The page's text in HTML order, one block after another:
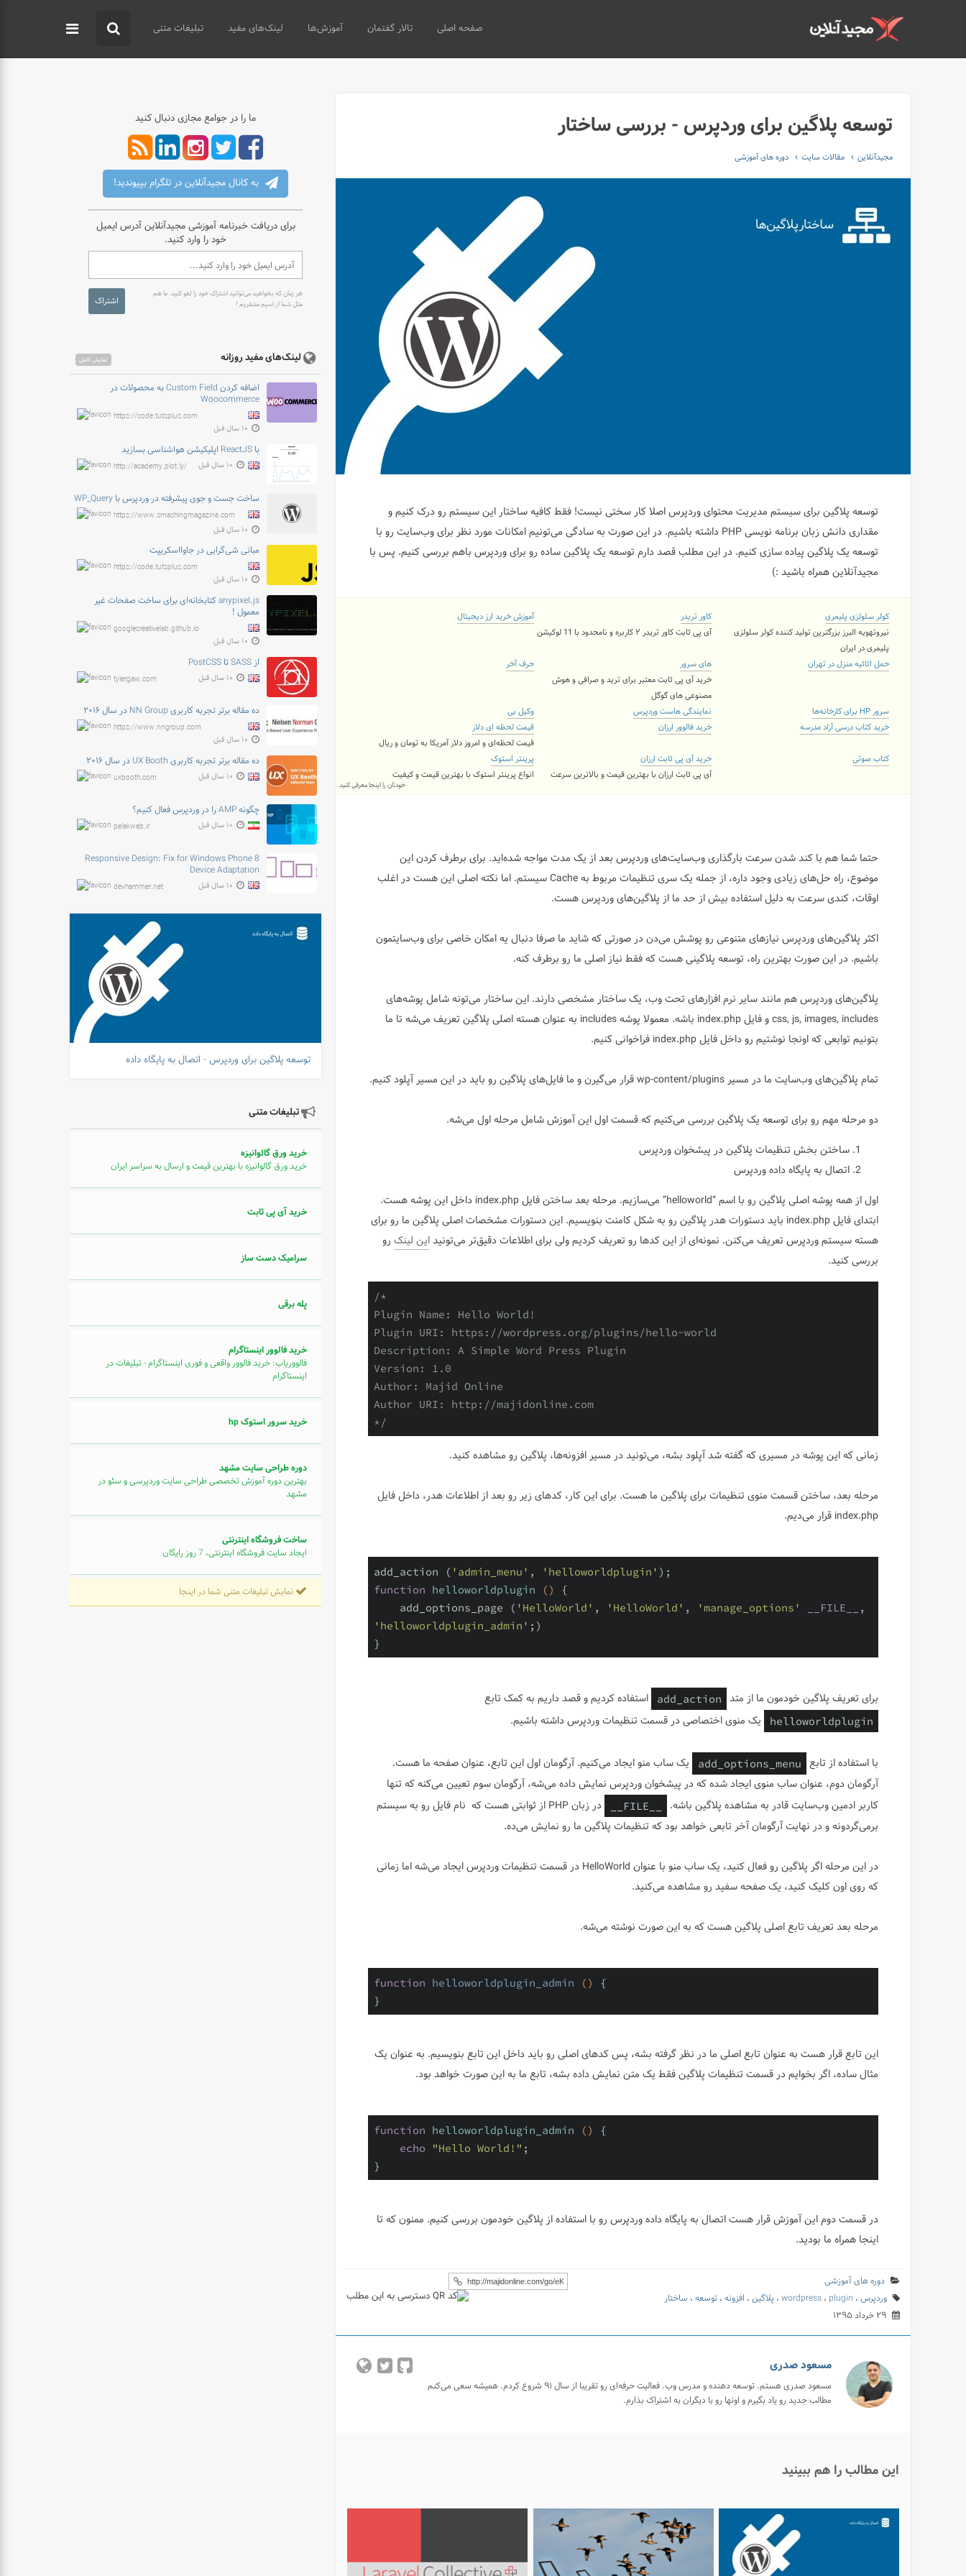
صفحه اصلی تالار گفتمان آموزش‌ها لینک‌های مفید تبلیغات متنی
توسعه پلاگین برای وردپرس - بررسی ساختار
مجیدآنلاین مقالات سایت دوره های آموزشی
توسعه پلاگین برای سیستم مدیریت محتوای وردپرس اصلا کار سختی نیست! فقط کافیه ساختار این سیستم رو درک کنیم و
مقداری دانش زبان برنامه نویسی PHP داشته باشیم. در این صورت به سادگی می‌تونیم امکانات مورد نظر برای وب‌سایت رو با
توسعه یک پلاگین پیاده سازی کنیم. در این مطلب قصد دارم توسعه یک پلاگین ساده رو برای وردپرس باهم بررسی کنیم. پس با
مجیدآنلاین همراه باشید :)
کولر سلولزی پلیمری
نیروتهویه البرز بزرگترین تولید کننده کولر سلولزی
پلیمری در ایران
کاور تریدر
آی پی ثابت کاور تریدر ۲ کاربره و نامحدود با 11 لوکیشن
آموزش خرید ارز دیجیتال
حمل اثاثیه منزل در تهران
های سرور
خرید آی پی ثابت معتبر برای ترید و صرافی و هوش
مصنوعی های گوگل
حرف آخر
سرور HP برای کارخانه‌ها نمایندگی هاست وردپرس
وکیل بی
خرید کتاب درسی آزاد مدرسه
خرید فالوور ارزان
قیمت لحظه ای دلار
قیمت لحظه‌ای و امروز دلار آمریکا به تومان و ریال
کتاب صوتی
خرید آی پی ثابت ارزان
آی پی ثابت ارزان با بهترین قیمت و بالاترین سرعت
پرینتر استوک
انواع پرینتر استوک با بهترین قیمت و کیفیت
خودتان را اینجا معرفی کنید
حتما شما هم با کند شدن سرعت بارگذاری وب‌سایت‌های وردپرس بعد از یک مدت مواجه شده‌اید. برای برطرف کردن این
موضوع، راه حل‌های زیادی وجود داره، از جمله یک سری تنظیمات مربوط به Cache سیستم. اما نکته اصلی این هست در اغلب
اوقات، کندی سرعت به دلیل استفاده بیش از حد ما از پلاگین‌های وردپرس هست.
اکثر پلاگین‌های وردپرس نیازهای متنوعی رو پوشش می‌دن در صورتی که شاید ما صرفا دنبال یه امکان خاصی برای وب‌سایتمون
باشیم. در این صورت بهترین راه، توسعه پلاگینی هست که فقط نیاز اصلی ما رو برطرف کنه.
پلاگین‌های وردپرس هم مانند سایر نرم افزارهای تحت وب، یک ساختار مشخصی دارند. این ساختار می‌تونه شامل پوشه‌های
css, js, images, includes و فایل index.php باشه. معمولا پوشه includes به عنوان هسته اصلی پلاگین تعریف می‌شه تا ما
بتونیم توابعی که اونجا نوشتیم رو داخل فایل index.php فراخوانی کنیم.
تمام پلاگین‌های وب‌سایت ما در مسیر wp-content/plugins قرار می‌گیرن و ما فایل‌های پلاگین رو باید در این مسیر آپلود کنیم.
دو مرحله مهم رو برای توسعه یک پلاگین بررسی می‌کنیم که قسمت اول این آموزش شامل مرحله اول می‌شه.
ساختن بخش تنظیمات پلاگین در پیشخوان وردپرس
اتصال به پایگاه داده وردپرس
اول از همه پوشه اصلی پلاگین رو با اسم “helloworld” می‌سازیم. مرحله بعد ساختن فایل index.php داخل این پوشه هست.
ابتدای فایل index.php باید دستورات هدر پلاگین رو به شکل کامنت بنویسیم. این دستورات مشخصات اصلی پلاگین ما رو برای
هسته سیستم وردپرس تعریف می‌کنن. نمونه‌ای از این کدها رو تعریف کردیم ولی برای اطلاعات دقیق‌تر می‌تونیداین لینک رو
بررسی کنید.
/*
Plugin Name: Hello World!
Plugin URI: https://wordpress.org/plugins/hello-world
Description: A Simple Word Press Plugin
Version: 1.0
Author: Majid Online
Author URI: http://majidonline.com
*/
زمانی که این پوشه در مسیری که گفته شد آپلود بشه، می‌تونید در مسیر افزونه‌ها، پلاگین رو مشاهده کنید.
مرحله بعد، ساختن قسمت منوی تنظیمات برای پلاگین ما هست. برای این کار، کدهای زیر رو بعد از اطلاعات هدر، داخل فایل
index.php قرار می‌دیم.
add_action ( 'admin_menu' , 'helloworldplugin'
function helloworldplugin ()
{
add_options_page ( 'HelloWorld' , 'HelloWorld' , 'manage_options' __FILE__
'helloworldplugin_admin' ;)
برای تعریف پلاگین خودمون ما از متد add_action استفاده کردیم و قصد داریم به کمک تابع
helloworldplugin یک منوی اختصاصی در قسمت تنظیمات وردپرس داشته باشیم.
با استفاده از تابع add_options_menu
یک ساب منو ایجاد می‌کنیم. آرگومان اول این تابع، عنوان صفحه ما هست.
آرگومان دوم، عنوان ساب منوی ایجاد شده که در پیشخوان وردپرس نمایش داده می‌شه، آرگومان سوم تعیین می‌کنه که تنها
کاربر ادمین وب‌سایت قادر به مشاهده پلاگین باشه.
__FILE__
در زبان PHP از ثوابتی هست که نام فایل رو به سیستم
برمی‌گردونه و در نهایت آرگومان آخر تابعی خواهد بود که تنظیمات پلاگین ما رو نمایش می‌ده.
در این مرحله اگر پلاگین رو فعال کنید، یک ساب منو با عنوان HelloWorld در قسمت تنظیمات وردپرس ایجاد می‌شه اما زمانی
که روی اون کلیک کنید، یک صفحه سفید رو مشاهده می‌کنید.
مرحله بعد تعریف تابع اصلی پلاگین هست که به این صورت نوشته می‌شه.
function helloworldplugin_admin ()
{
این تابع قرار هست به عنوان تابع اصلی ما در نظر گرفته بشه، پس کدهای اصلی رو باید داخل این تابع بنویسیم. به عنوان یک
مثال ساده، اگر بخوایم در قسمت تنظیمات پلاگین فقط یک متن نمایش داده بشه، تابع ما به این صورت خواهد بود.
function helloworldplugin_admin ()
{
echo
"Hello World!" ;
در قسمت دوم این آموزش قرار هست اتصال به پایگاه داده وردپرس رو با استفاده از پلاگین خودمون بررسی کنیم. ممنون که تا
اینجا همراه ما بودید.
دوره های آموزشی
وردپرس ، wordpress ، plugin ، پلاگین ، افزونه ، توسعه ، ساختار
۲۹ خرداد ۱۳۹۵
مسعود صدری
مسعود صدری هستم. توسعه دهنده و مدرس وب. فعالیت حرفه‌ای رو تقریبا از سال ۹۱ شروع کردم. همیشه سعی می‌کنم
مطالب جدید رو یاد بگیرم و اونها رو با دیگران به اشتراک بذارم.
این مطالب را هم ببینید
ما را در جوامع مجازی دنبال کنید
به کانال مجیدآنلاین در تلگرام بپیوندید!
برای دریافت خبرنامه آموزشی مجیدآنلاین آدرس ایمیل
خود را وارد کنید.
هر زمان که بخواهید می‌توانید اشتراک خود را لغو کنید. ما هم
مثل شما از اسپم متنفریم !
اشتراک
لینک‌های مفید روزانه نمایش کامل
اضافه کردن Custom Field به محصولات در
Woocommerce
https://code.tutsplus.com
۱۰ سال قبل
با ReactJS اپلیکیشن هواشناسی بسازید
http://academy.plot.ly/ ۱۰ سال قبل
ساخت جست و جوی پیشرفته در وردپرس با WP_Query
https://www.smashingmagazine.com
۱۰ سال قبل
مبانی شی‌گرایی در جاوااسکریپت
https://code.tutsplus.com
۱۰ سال قبل
anypixel.js کتابخانه‌ای برای ساخت صفحات غیر
معمول !
googlecreativelab.github.io
۱۰ سال قبل
از SASS تا PostCSS
tylergaw.com ۱۰ سال قبل
ده مقاله برتر تجربه کاربری NN Group در سال ۲۰۱۶
https://www.nngroup.com
۱۰ سال قبل
ده مقاله برتر تجربه کاربری UX Booth در سال ۲۰۱۶
uxbooth.com ۱۰ سال قبل
چگونه AMP را در وردپرس فعال کنیم؟
pelakweb.ir ۱۰ سال قبل
Responsive Design: Fix for Windows Phone 8
Device Adaptation
devhammer.net ۱۰ سال قبل
توسعه پلاگین برای وردپرس - اتصال به پایگاه داده
تبلیغات متنی
خرید ورق گالوانیزه
خرید ورق گالوانیزه با بهترین قیمت و ارسال به سراسر ایران
خرید آی پی ثابت
سرامیک دست ساز
پله برقی
خرید فالوور اینستاگرام
فالووریاب: خرید فالوور واقعی و فوری اینستاگرام - تبلیغات در
اینستاگرام
خرید سرور استوک hp
دوره طراحی سایت مشهد
بهترین دوره آموزش تخصصی طراحی سایت وردپرسی و سئو در
مشهد
ساخت فروشگاه اینترنتی
ایجاد سایت فروشگاه اینترنتی، 7 روز رایگان
نمایش تبلیغات متنی شما در اینجا